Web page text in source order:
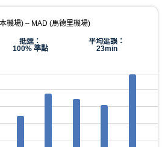
機場) – MAD (馬德里機場)
抵達：
100% 準點
平均延誤：
23min